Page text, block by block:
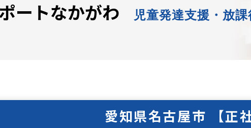
ートなかがわ 児童発達支援・放
愛知県名古屋市 【正社